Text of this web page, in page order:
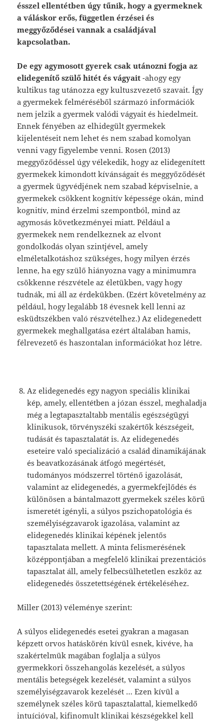
ésszel ellentétben úgy tűnik, hogy a gyermeknek
a váláskor erős, független érzései és
meggyőződései vannak a családjával
kapcsolatban.
De egy agymosott gyerek csak utánozni fogja az
elidegenítő szülő hitét és vágyait -ahogy egy
kultikus tag utánozza egy kultuszvezető szavait. Így
a gyermekek felméréséből származó információk
nem jelzik a gyermek valódi vágyait és hiedelmeit.
Ennek fényében az elhidegült gyermekek
kijelentéseit nem lehet és nem szabad komolyan
venni vagy figyelembe venni. Rosen (2013)
meggyőződéssel úgy vélekedik, hogy az elidegenített
gyermekek kimondott kívánságait és meggyőződését
a gyermek ügyvédjének nem szabad képviselnie, a
gyermekek csökkent kognitív képessége okán, mind
kognitív, mind érzelmi szempontból, mind az
agymosás következményei miatt. Például a
gyermekek nem rendelkeznek az elvont
gondolkodás olyan szintjével, amely
elméletalkotáshoz szükséges, hogy milyen érzés
lenne, ha egy szülő hiányozna vagy a minimumra
csökkenne részvétele az életükben, vagy hogy
tudnák, mi áll az érdekükben. (Ezért követelmény az
például, hogy legalább 18 évesnek kell lenni az
esküdtszékben való részvételhez.) Az elidegenedett
gyermekek meghallgatása ezért általában hamis,
félrevezető és haszontalan információkat hoz létre.
Az elidegenedés egy nagyon speciális klinikai
kép, amely, ellentétben a józan ésszel, meghaladja
még a legtapasztaltabb mentális egészségügyi
klinikusok, törvényszéki szakértők készségeit,
tudását és tapasztalatát is. Az elidegenedés
eseteire való specializáció a család dinamikájának
és beavatkozásának átfogó megértését,
tudományos módszerrel történő igazolását,
valamint az elidegenedés, a gyermekfejlődés és
különösen a bántalmazott gyermekek széles körű
ismeretét igényli, a súlyos pszichopatológia és
személyiségzavarok igazolása, valamint az
elidegenedés klinikai képének jelentős
tapasztalata mellett. A minta felismerésének
középpontjában a megfelelő klinikai prezentációs
tapasztalat áll, amely felbecsülhetetlen eszköz az
elidegenedés összetettségének értékeléséhez.
Miller (2013) véleménye szerint:
A súlyos elidegenedés esetei gyakran a magasan
képzett orvos hatáskörén kívül esnek, kivéve, ha
szakértelmük magában foglalja a súlyos
gyermekkori összehangolás kezelését, a súlyos
mentális betegségek kezelését, valamint a súlyos
személyiségzavarok kezelését … Ezen kívül a
személynek széles körű tapasztalattal, kiemelkedő
intuícióval, kifinomult klinikai készségekkel kell